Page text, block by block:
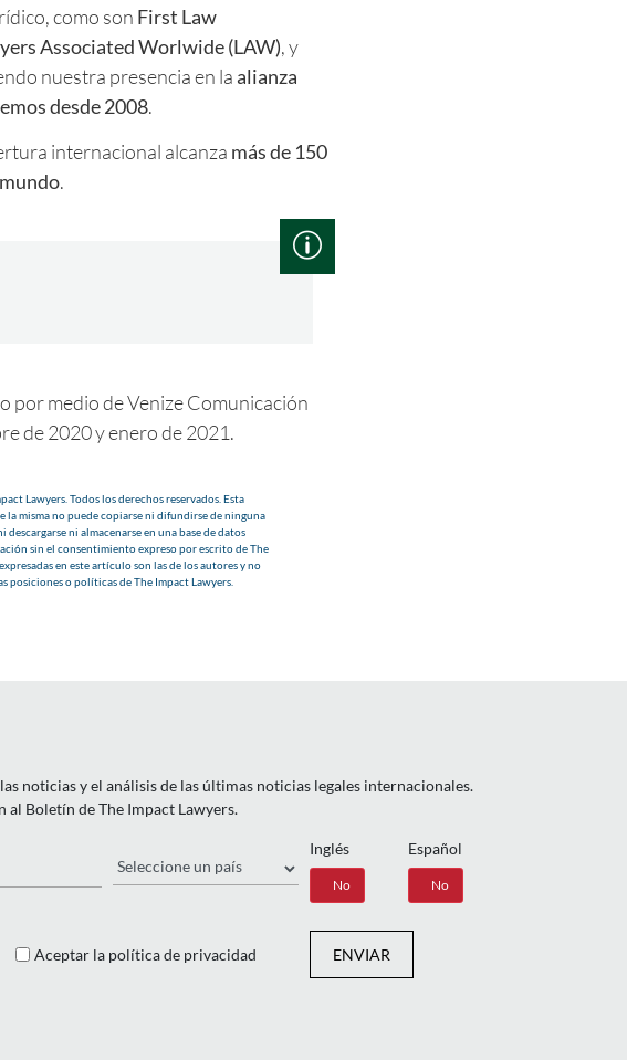
como son First Law
Associated Worlwide (LAW), y
nuestra presencia en laalianza
desde 2008.
internacional alcanza más de 150
.
por medio de Venize Comunicación
de 2020 y enero de 2021.
Lawyers. Todos los derechos reservados. Esta
misma no puede copiarse ni difundirse de ninguna
ni almacenarse en una base de datos
sin el consentimiento expreso por escrito de The
en este artículo son las de los autores y no
posiciones o políticas de The Impact Lawyers.
noticias y el análisis de las últimas noticias legales internacionales.
Boletín de The Impact Lawyers.
País Inglés
Sí No
Español
No
Aceptar la política de privacidad ENVIAR